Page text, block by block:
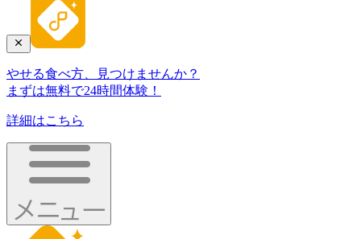
やせる食べ方、見つけませんか？
まずは無料で24時間体験！
詳細はこちら